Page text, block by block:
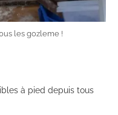
les gozleme !
à pied depuis tous